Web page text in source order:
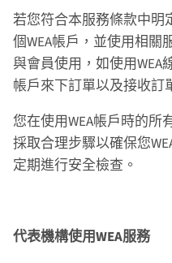
若您符合本服務條款中明
個WEA帳戶，並使用相關
與會員使用，如使用WEA
帳戶來下訂單以及接收訂
您在使用WEA帳戶時的
採取合理步驟以確保您
定期進行安全檢查。
代表機構使用WEA服務